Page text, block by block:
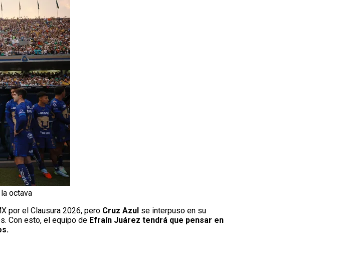
octava
por el Clausura 2026, pero Cruz Azul se interpuso en su
Con esto, el equipo de Efraín Juárez tendrá que pensar en